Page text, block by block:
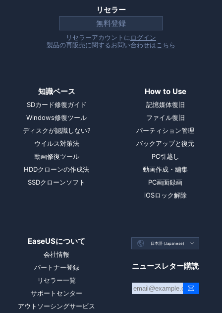
リセラー
無料登録
リセラーアカウントに ログイン
製品の再販売に関するお問い合わせは こちら
知識ベース
SDカード修復ガイド
Windows修復ツール
ディスクが認識しない?
ウイルス対策法
動画修復ツール
HDDクローンの作成法
SSDクローンソフト
How to Use
記憶媒体復旧
ファイル復旧
パーティション管理
バックアップと復元
PC引越し
動画作成・編集
PC画面録画
iOSロック解除
EaseUSについて
会社情報
パートナー登録
リセラー一覧
サポートセンター
アウトソーシングサービス
 日本語 (Japanese) 
ニュースレター購読